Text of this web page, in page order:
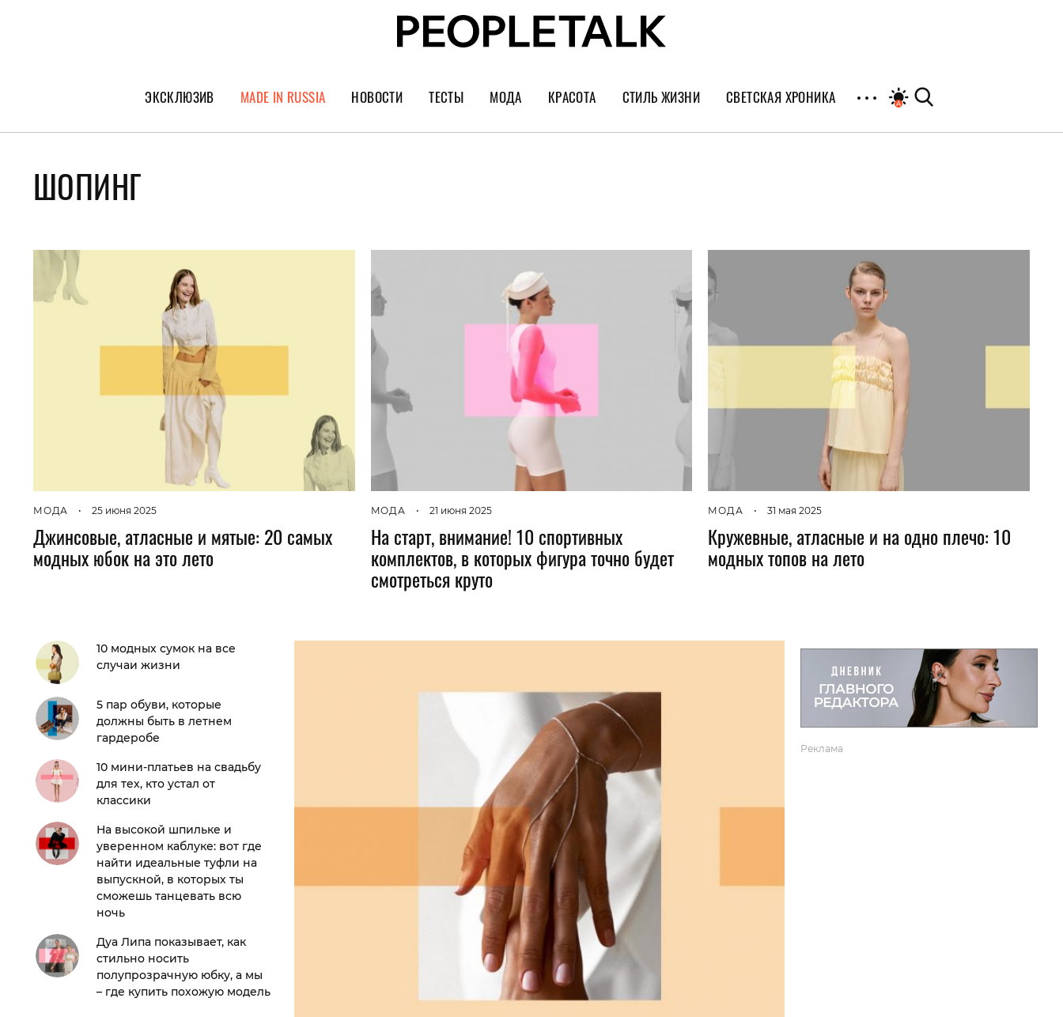
ЭКСКЛЮЗИВ
ГЕРОИ PEOPLETALK
MADE IN RUSSIA НОВОСТИ ТЕСТЫ МОДА
Тренды
КРАСОТА
Уход за лицом
СТИЛЬ ЖИЗНИ
Культура
Гаджеты и авто
Мнение Редакции
СВЕТСКАЯ ХРОНИКА
ШОПИНГ
МОДА • 25 июня 2025
Джинсовые, атласные и мятые: 20 самых
модных юбок на это лето
МОДА • 21 июня 2025
На старт, внимание! 10 спортивных
комплектов, в которых фигура точно будет
смотреться круто
МОДА • 31 мая 2025
Кружевные, атласные и на одно плечо: 10
модных топов на лето
10 модных сумок на все
случаи жизни
5 пар обуви, которые
должны быть в летнем
гардеробе
10 мини-платьев на свадьбу
для тех, кто устал от
классики
На высокой шпильке и
уверенном каблуке: вот где
найти идеальные туфли на
выпускной, в которых ты
сможешь танцевать всю
ночь
Дуа Липа показывает, как
стильно носить
полупрозрачную юбку, а мы
– где купить похожую модель
Реклама